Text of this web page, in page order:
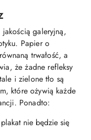
galeryjną,
Papier o
trwałość, a
że żadne refleksy
i zielone tło są
które ożywią każde
Ponadto:
nie będzie się